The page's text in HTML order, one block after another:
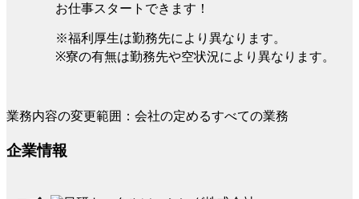
お仕事スタートできます！
※福利厚生は勤務先により異なります。
※寮の有無は勤務先や空状況により異なります。
業務内容の変更範囲：会社の定めるすべての業務
企業情報